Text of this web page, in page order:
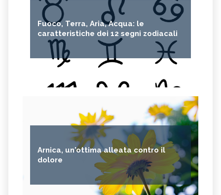
Fuoco, Terra, Aria, Acqua: le
caratteristiche dei 12 segni zodiacali
Arnica, un'ottima alleata contro il
dolore